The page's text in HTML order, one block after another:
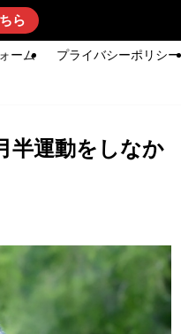
ら
ーム プライバシーポリシー
半運動をしなか